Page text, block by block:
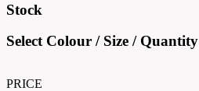
Stock
Select Colour / Size / Quantity
PRICE